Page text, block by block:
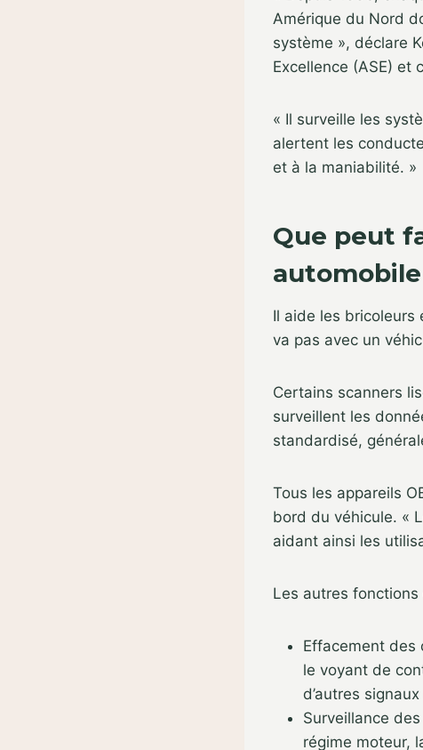
Amérique du Nord
système », déclare
Excellence (ASE) et
« Il surveille les
alertent les
et à la maniabilité. »
Que peut
Il aide les bricoleurs
va pas avec un
Certains scanners
surveillent les
standardisé,
Tous les appareils
bord du véhicule. «
aidant ainsi les
Les autres
Effacement des
le voyant de
d’autres
Surveillance
régime moteur,